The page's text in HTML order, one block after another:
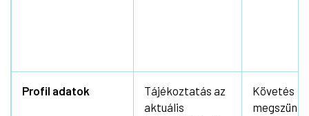
Profil adatok
Tájékoztatás az
aktuális
Követés